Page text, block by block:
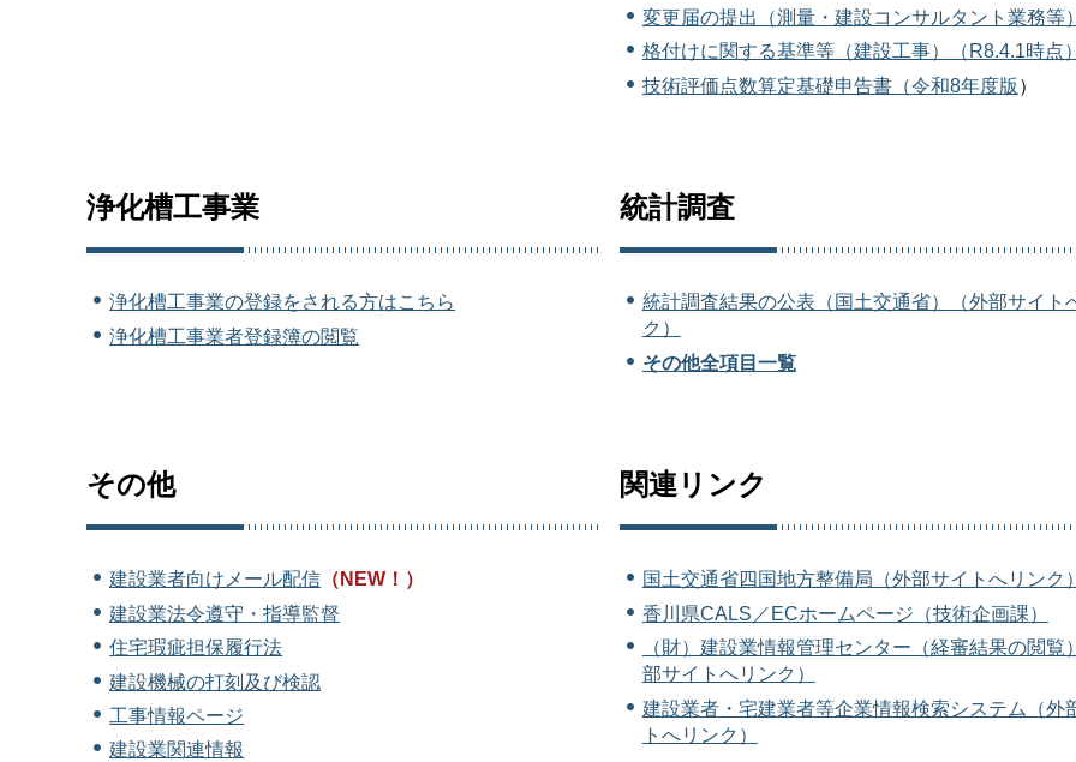
変更届の提出（測量・建設コンサルタント業務等）
格付けに関する基準等（建設工事）
（R8.4.1時点）
技術評価点数算定基礎申告書（令和8年度版 ）
浄化槽工事業
浄化槽工事業の登録をされる方はこちら
浄化槽工事業者登録簿の閲覧
統計調査
統計調査結果の公表（国土交通省）（外部サイト
ク）
その他全項目一覧
その他
建設業者向けメール配信 （NEW！）
建設業法令遵守・指導監督
住宅瑕疵担保履行法
建設機械の打刻及び検認
工事情報ページ
建設業関連情報
関連リンク
国土交通省四国地方整備局（外部サイトへリンク）
香川県CALS／ECホームページ（技術企画課）
（財）建設業情報管理センター（経審結果の閲覧
部サイトへリンク）
建設業者・宅建業者等企業情報検索システム（外
トへリンク）